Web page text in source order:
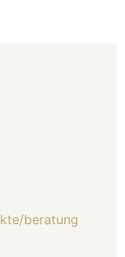
beratung